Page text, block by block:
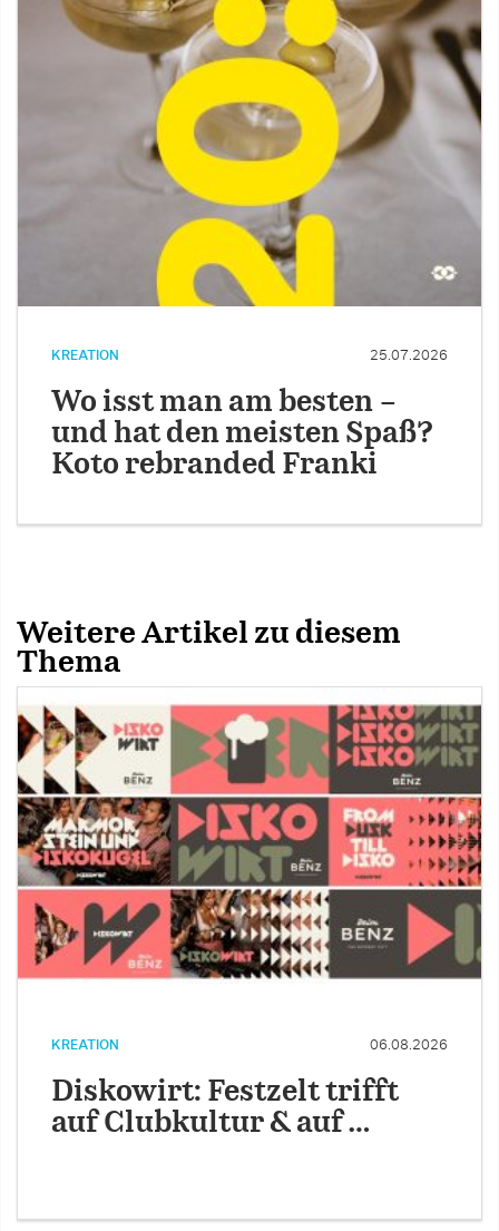
KREATION 25.07.2026
Wo isst man am besten –
und hat den meisten Spaß?
Koto rebranded Franki
Weitere Artikel zu diesem
Thema
KREATION 06.08.2026
Diskowirt: Festzelt trifft
auf Clubkultur & auf …